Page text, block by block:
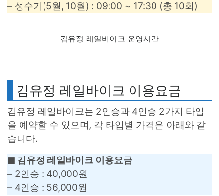
– 성수기(5월, 10월) : 09:00 ~ 17:30 (총 10회)
김유정 레일바이크 운영시간
김유정 레일바이크 이용요금
김유정 레일바이크는 2인승과 4인승 2가지 타입
을 예약할 수 있으며, 각 타입별 가격은 아래와 같
습니다.
◼︎ 김유정 레일바이크 이용요금
– 2인승 : 40,000원
– 4인승 : 56,000원